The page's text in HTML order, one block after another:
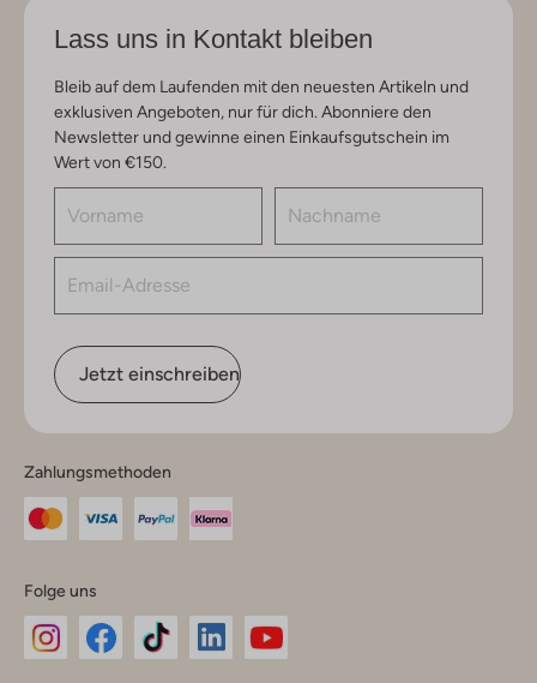
Lass uns in Kontakt bleiben
Bleib auf dem Laufenden mit den neuesten Artikeln und
exklusiven Angeboten, nur für dich. Abonniere den
Newsletter und gewinne einen Einkaufsgutschein im
Wert von €150.
Jetzt einschreiben
Zahlungsmethoden
Folge uns